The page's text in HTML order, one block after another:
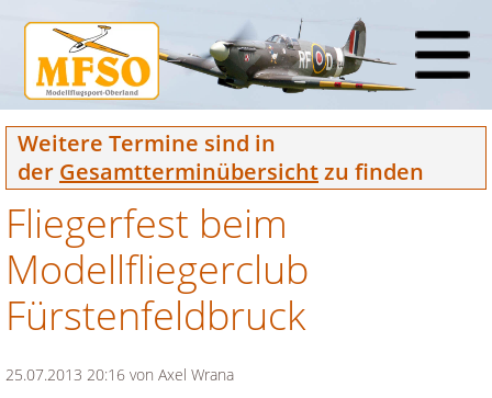
Weitere Termine sind in
der Gesamtterminübersichtzu finden
Fliegerfest beim
Modellfliegerclub
Fürstenfeldbruck
25.07.2013 20:16 von Axel Wrana